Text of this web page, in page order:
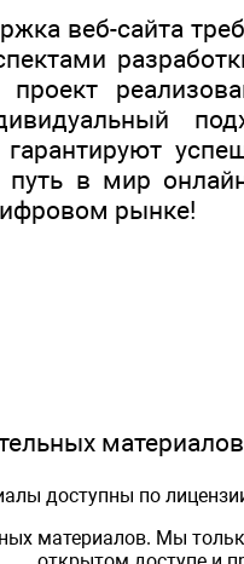
веб-сайта
гарантируют
путь в мир
рынке!
доступны по
материалов. Мы